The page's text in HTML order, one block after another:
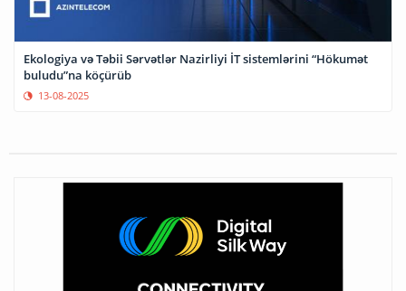
Ekologiya və Təbii Sərvətlər Nazirliyi İT sistemlərini “Hökumət
buludu”na köçürüb
13-08-2025